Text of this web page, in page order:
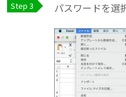
パスワードを選